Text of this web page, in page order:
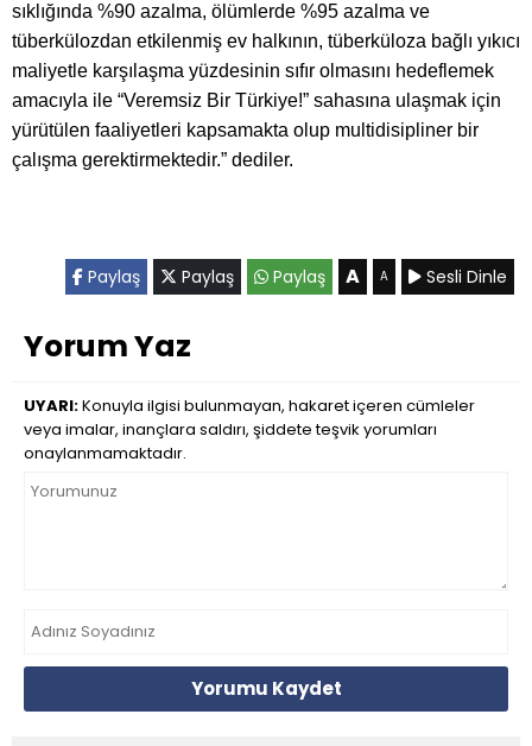
sıklığında %90 azalma, ölümlerde %95 azalma ve
tüberkülozdan etkilenmiş ev halkının, tüberküloza bağlı yıkıcı
maliyetle karşılaşma yüzdesinin sıfır olmasını hedeflemek
amacıyla ile “Veremsiz Bir Türkiye!” sahasına ulaşmak için
yürütülen faaliyetleri kapsamakta olup multidisipliner bir
çalışma gerektirmektedir.” dediler.
Paylaş Paylaş Paylaş A A Sesli Dinle
Yorum Yaz
UYARI:Konuyla ilgisi bulunmayan, hakaret içeren cümleler
veya imalar, inançlara saldırı, şiddete teşvik yorumları
onaylanmamaktadır.
Yorumu Kaydet